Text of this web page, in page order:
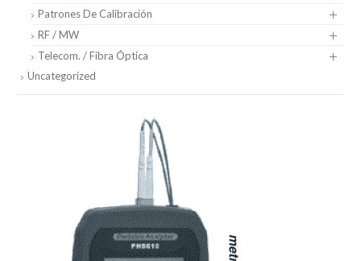
Patrones De Calibración
RF / MW
Telecom. / Fibra Óptica
Uncategorized